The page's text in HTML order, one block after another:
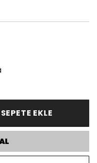
SEPETE EKLE